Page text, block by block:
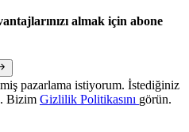
almak için abone
pazarlama istiyorum. İstediğiniz
Bizim Gizlilik Politikasını görün.